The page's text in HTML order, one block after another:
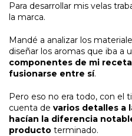
Para desarrollar mis velas
la marca.
Mandé a analizar los
diseñar los aromas que iba a
componentes de mi
fusionarse entre sí.
Pero eso no era todo, con el
cuenta de varios detalles a
hacían la diferencia
producto terminado.